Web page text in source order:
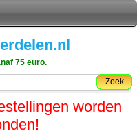
75 euro.
Zoek
worden